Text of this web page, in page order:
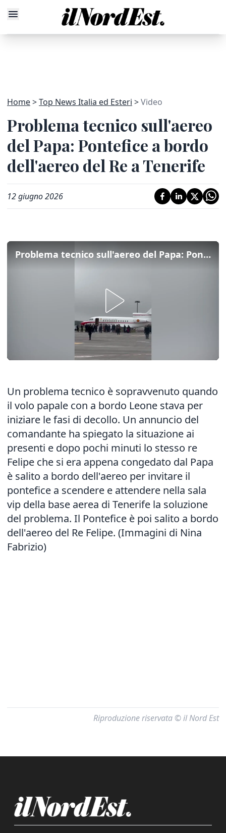
Home Top News Italia ed Esteri Video
Problema tecnico sull'aereo
del Papa: Pontefice a bordo
dell'aereo del Re a Tenerife
12 giugno 2026
Problema tecnico sull'aereo del Papa: Pontefice a bordo dell'aereo del Re a Tenerife
Un problema tecnico è sopravvenuto quando
il volo papale con a bordo Leone stava per
iniziare le fasi di decollo. Un annuncio del
comandante ha spiegato la situazione ai
presenti e dopo pochi minuti lo stesso re
Felipe che si era appena congedato dal Papa
è salito a bordo dell'aereo per invitare il
pontefice a scendere e attendere nella sala
vip della base aerea di Tenerife la soluzione
del problema. Il Pontefice è poi salito a bordo
dell'aereo del Re Felipe. (Immagini di Nina
Fabrizio)
Riproduzione riservata © il Nord Est